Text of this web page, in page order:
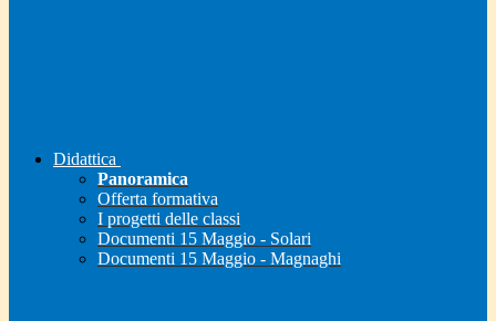
Didattica
Panoramica
Offerta formativa
I progetti delle classi
Documenti 15 Maggio - Solari
Documenti 15 Maggio - Magnaghi